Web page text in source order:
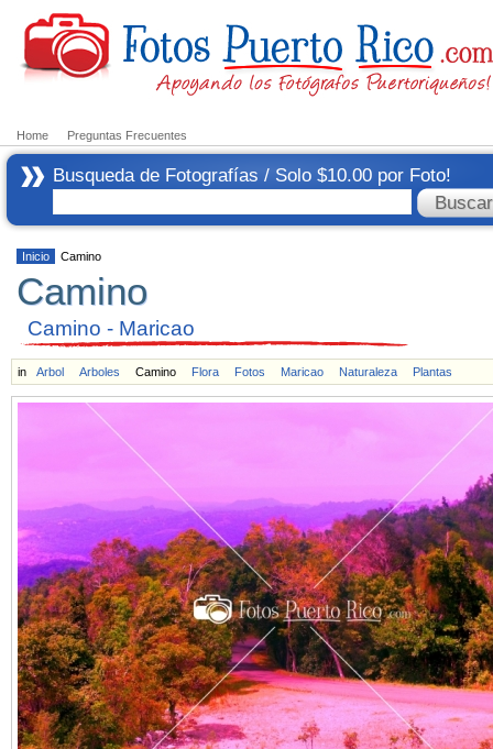
Home Preguntas Frecuentes
Busqueda de Fotografías / Solo $10.00 por Foto!
Inicio Camino
Camino
Camino - Maricao
in Arbol Arboles Camino Flora Fotos Maricao Naturaleza Plantas